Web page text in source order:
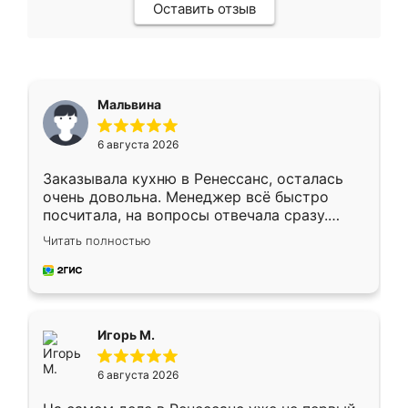
Оставить отзыв
Мальвина
6 августа 2026
Заказывала кухню в Ренессанс, осталась
очень довольна. Менеджер всё быстро
посчитала, на вопросы отвечала сразу.
Замерщик приехал в субботу, подошёл к
делу со всей ответственностью. Собрали
за день, ребята работали аккуратно, даже
Читать полностью
Игорь М.
6 августа 2026